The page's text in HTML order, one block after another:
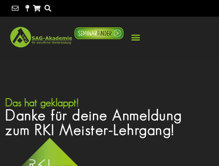
Das hat geklappt!
Danke für deine Anmeldung
zum RKI Meister-Lehrgang!